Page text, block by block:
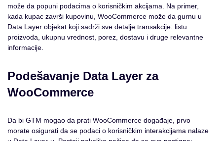
može da popuni podacima o korisničkim akcijama. Na primer,
kada kupac završi kupovinu, WooCommerce može da gurnu u
Data Layer objekat koji sadrži sve detalje transakcije: listu
proizvoda, ukupnu vrednost, porez, dostavu i druge relevantne
informacije.
Podešavanje Data Layer za
WooCommerce
Da bi GTM mogao da prati WooCommerce događaje, prvo
morate osigurati da se podaci o korisničkim interakcijama nalaze